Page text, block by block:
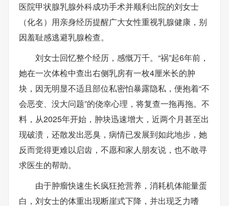
医院甲状腺乳腺外科成功手术并顺利出院的刘女士
（化名）用亲身经历提醒广大女性重视乳腺健康，别
因羞耻感逃避乳腺检查。
刘女士回忆整个经历，感慨万千。“祸”起6年前，
她在一次体检中查出右侧乳房有一枚4厘米长的肿
块，因无明显不适且部位私密怕暴露隐私，便抱着“不
会恶变、没大问题”的侥幸心理，将复查一拖再拖。不
料，从2025年开始，肿块迅速增大，近两个月甚至出
现破溃，还散发出恶臭，病情已发展到如此地步，她
反而觉得更难以启齿，不愿和家人朋友说，也不敢寻
求医生的帮助。
由于肿瘤快速生长疯狂抢营养，消耗机体能量蛋
白，刘女士的体重出现断崖式下降，并出现乏力嗜